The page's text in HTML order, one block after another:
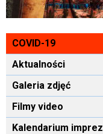
COVID-19
Aktualności
Galeria zdjęć
Filmy video
Kalendarium imprez